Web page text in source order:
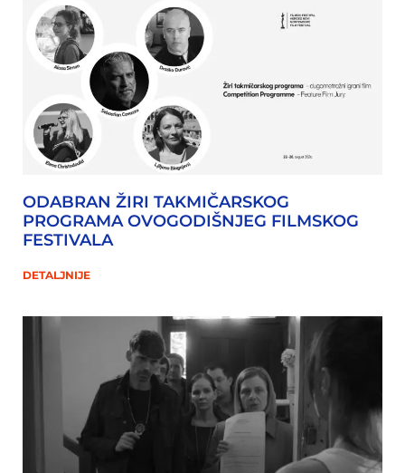
ODABRAN ŽIRI TAKMIČARSKOG
PROGRAMA OVOGODIŠNJEG FILMSKOG
FESTIVALA
DETALJNIJE